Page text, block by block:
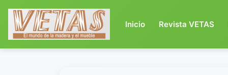
Inicio(current)
Revista VETAS